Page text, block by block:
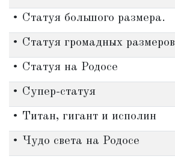
• Статуя большого размера.
• Статуя громадных размеров
• Статуя на Родосе
• Супер-статуя
• Титан, гигант и исполин
• Чудо света на Родосе